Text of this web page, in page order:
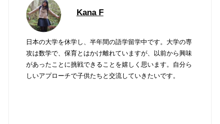
Kana F
日本の大学を休学し、半年間の語学留学中です。大学の専
攻は数学で、保育とはかけ離れていますが、以前から興味
があったことに挑戦できることを嬉しく思います。自分ら
しいアプローチで子供たちと交流していきたいです。